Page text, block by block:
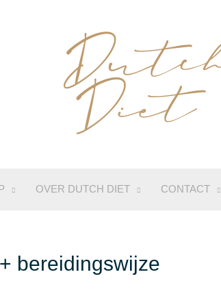
OVER DUTCH DIET CONTACT
bereidingswijze